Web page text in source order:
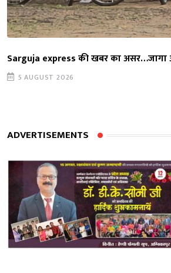
Sarguja express की खबर का असर…जागा
5 AUGUST 2026
ADVERTISEMENTS